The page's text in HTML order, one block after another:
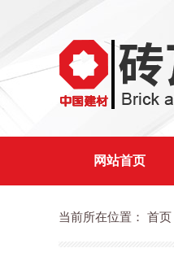
网站首页
当前所在位置： 首页